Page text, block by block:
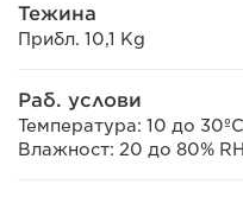
Тежина
Прибл. 10,1 Kg
Раб. услови
Температура: 10 до
Влажност: 20 до 80%